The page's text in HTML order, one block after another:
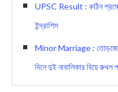
UPSC Result : কঠিন
ইন্দ্রাশিস
Minor Marriage : তোড়জোড়
দিনে দুই নাবালিকার বিয়ে রুখল